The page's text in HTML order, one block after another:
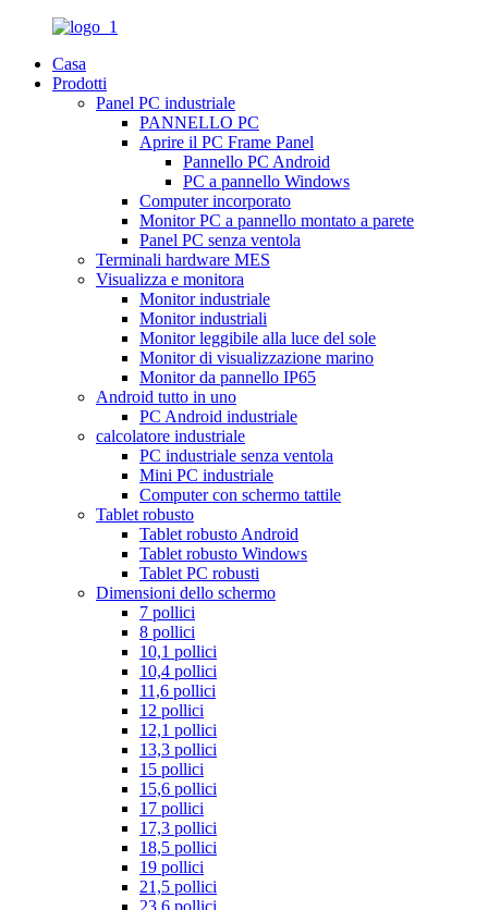
Casa
Prodotti
Panel PC industriale
PANNELLO PC
Aprire il PC Frame Panel
Pannello PC Android
PC a pannello Windows
Computer incorporato
Monitor PC a pannello montato a parete
Panel PC senza ventola
Terminali hardware MES
Visualizza e monitora
Monitor industriale
Monitor industriali
Monitor leggibile alla luce del sole
Monitor di visualizzazione marino
Monitor da pannello IP65
Android tutto in uno
PC Android industriale
calcolatore industriale
PC industriale senza ventola
Mini PC industriale
Computer con schermo tattile
Tablet robusto
Tablet robusto Android
Tablet robusto Windows
Tablet PC robusti
Dimensioni dello schermo
7 pollici
8 pollici
10,1 pollici
10,4 pollici
11,6 pollici
12 pollici
12,1 pollici
13,3 pollici
15 pollici
15,6 pollici
17 pollici
17,3 pollici
18,5 pollici
19 pollici
21,5 pollici
23,6 pollici